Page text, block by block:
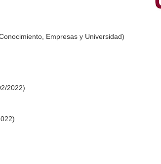
Empresas y Universidad)
2022)